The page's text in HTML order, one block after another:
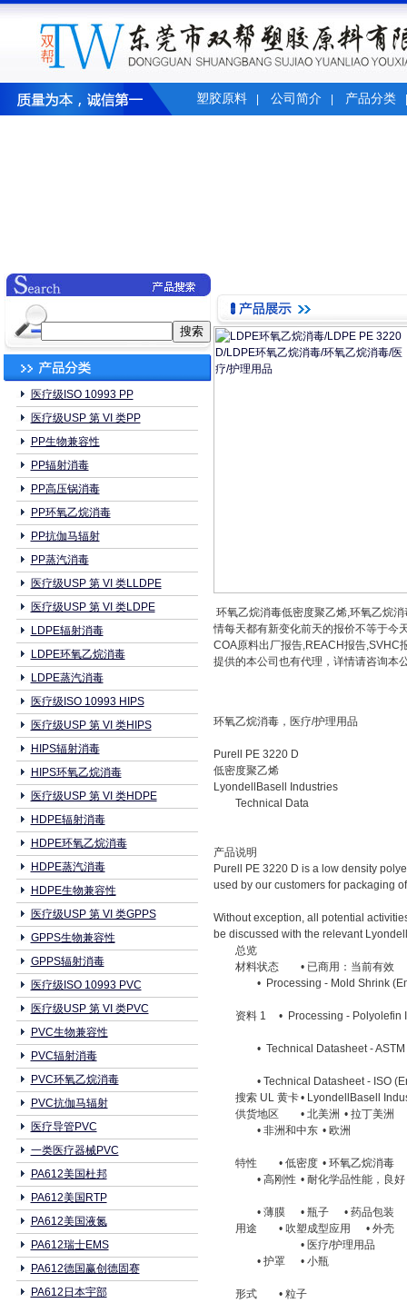
塑胶原料 公司简介 产品分类
医疗级ISO 10993 PP
医疗级USP 第 VI 类PP
PP生物兼容性
PP辐射消毒
PP高压锅消毒
PP环氧乙烷消毒
PP抗伽马辐射
PP蒸汽消毒
医疗级USP 第 VI 类LLDPE
医疗级USP 第 VI 类LDPE
LDPE辐射消毒
LDPE环氧乙烷消毒
LDPE蒸汽消毒
医疗级ISO 10993 HIPS
医疗级USP 第 VI 类HIPS
HIPS辐射消毒
HIPS环氧乙烷消毒
医疗级USP 第 VI 类HDPE
HDPE辐射消毒
HDPE环氧乙烷消毒
HDPE蒸汽消毒
HDPE生物兼容性
医疗级USP 第 VI 类GPPS
GPPS生物兼容性
GPPS辐射消毒
医疗级ISO 10993 PVC
医疗级USP 第 VI 类PVC
PVC生物兼容性
PVC辐射消毒
PVC环氧乙烷消毒
PVC抗伽马辐射
医疗导管PVC
一类医疗器械PVC
PA612美国杜邦
PA612美国RTP
PA612美国液氮
PA612瑞士EMS
PA612德国赢创德固赛
PA612日本宇部
环氧乙烷消毒低密度聚乙烯,环氧乙烷
情每天都有新变化前天的报价不等于今
COA原料出厂报告,REACH报告,SVHC
提供的本公司也有代理，详情请咨询
环氧乙烷消毒，医疗/护理用品
Purell PE 3220 D
低密度聚乙烯
LyondellBasell Industries
Technical Data
产品说明
Purell PE 3220 D is a low density
used by our customers for packaging
Without exception, all potential
be discussed with the relevant
总览
材料状态
• 已商用：当前有效
• Processing - Mold Shrink
资料 1 • Processing - Polyolefin
• Technical Datasheet -
• Technical Datasheet - ISO
搜索 UL 黄卡• LyondellBasell
供货地区
• 北美洲 • 拉丁美洲
• 非洲和中东 • 欧洲
特性 • 低密度 • 环氧乙烷消毒
• 高刚性 • 耐化学品性能，良好
• 薄膜 • 瓶子
• 药品包装
用途
• 吹塑成型应用
• 外壳
• 医疗/护理用品
• 护罩
• 小瓶
形式
• 粒子